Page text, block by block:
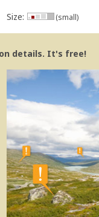
Size: (small)
details. It's free!